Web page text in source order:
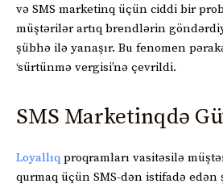
və SMS marketinq üçün ciddi bir
müştərilər artıq brendlərin
şübhə ilə yanaşır. Bu fenomen
‘sürtünmə vergisi’nə çevrildi.
SMS Marketinqdə
Loyallıq proqramları vasitəsilə
qurmaq üçün SMS-dən istifadə